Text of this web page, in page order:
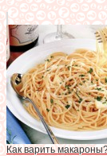
Как варить